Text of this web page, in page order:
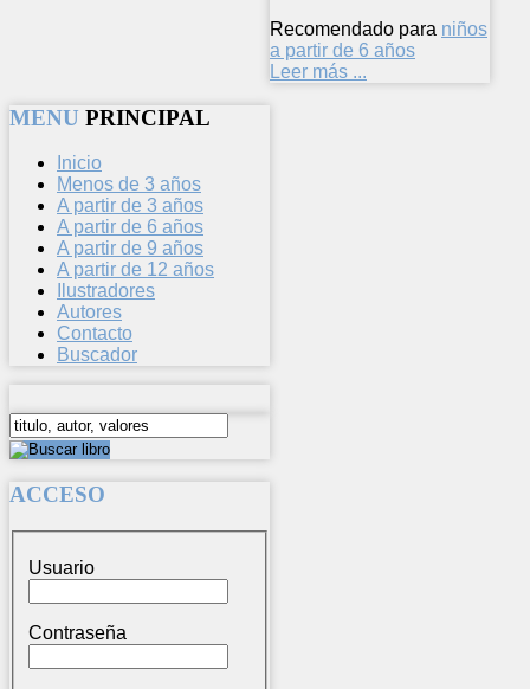
Recomendado para niños
a partir de 6 años
Leer más ...
MENU PRINCIPAL
Inicio
Menos de 3 años
A partir de 3 años
A partir de 6 años
A partir de 9 años
A partir de 12 años
Ilustradores
Autores
Contacto
Buscador
ACCESO
Usuario
Contraseña